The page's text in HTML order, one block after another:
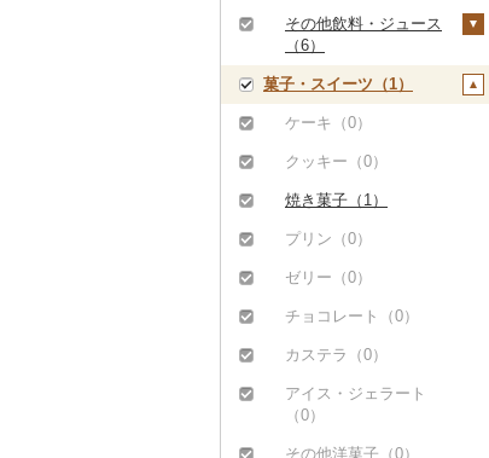
キウイ（0）
柿（カキ）（0）
ドライフルーツ（0）
その他果物（0）
レンコン（0）
にんにく・生姜（0）
その他根菜（1）
その他野菜（0）
みかんジュース（オレ
ンジジュース）（0）
その他果汁飲料（6）
その他飲料・ジュース
（6）
野菜ジュース（0）
炭酸飲料（1）
豆乳（0）
その他飲料・ジュース
菓子・スイーツ（1）
ケーキ（0）
クッキー（0）
焼き菓子（1）
プリン（0）
ゼリー（0）
チョコレート（0）
カステラ（0）
アイス・ジェラート
（0）
その他洋菓子（0）